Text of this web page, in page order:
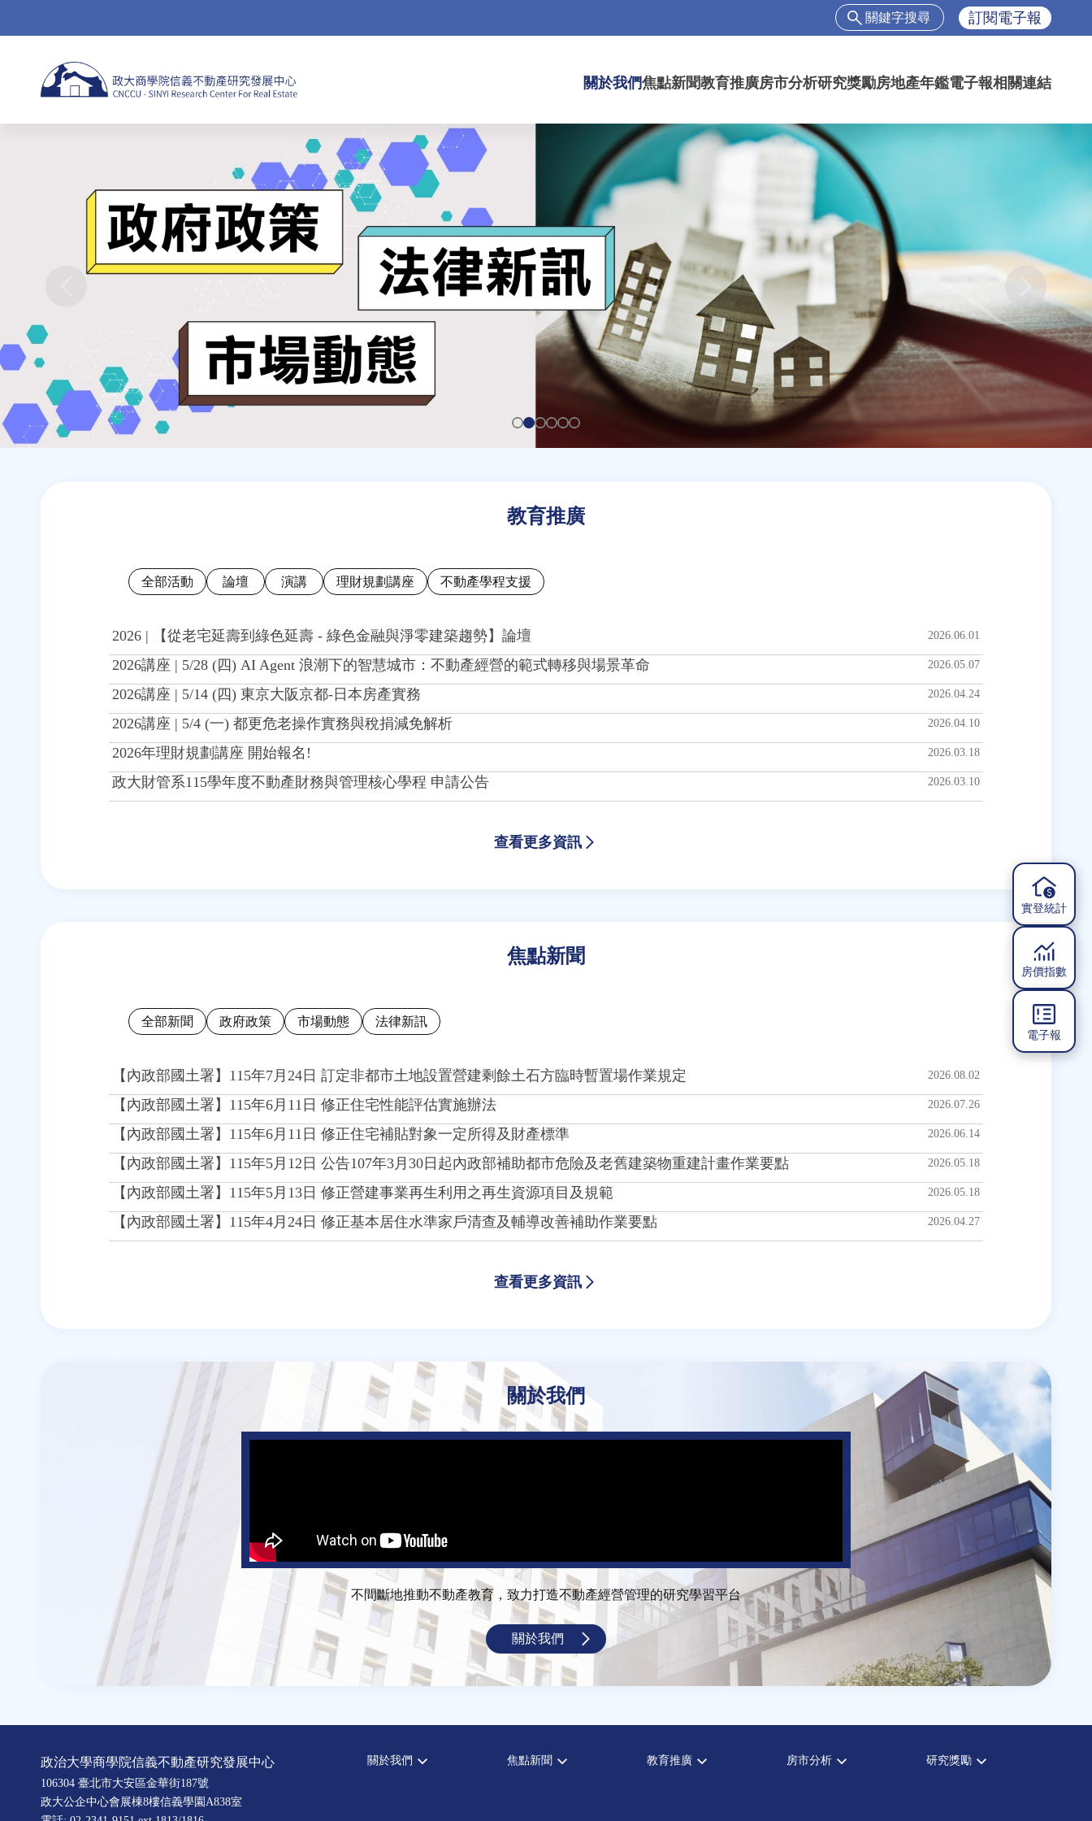
搜
表
單
搜
尋
訂閱電子報
關於我們焦點新聞教育推廣房市分析研究獎勵房地產年鑑電子報相關連結
教育推廣
全部活動 論壇 演講 理財規劃講座 不動產學程支援
2026 | 【從老宅延壽到綠色延壽 - 綠色金融與淨零建築趨勢】論壇 2026.06.01
2026講座 | 5/28 (四) AI Agent 浪潮下的智慧城市：不動產經營的範式轉移與場景革命 2026.05.07
2026講座 | 5/14 (四) 東京大阪京都-日本房產實務 2026.04.24
2026講座 | 5/4 (一) 都更危老操作實務與稅捐減免解析 2026.04.10
2026年理財規劃講座 開始報名! 2026.03.18
政大財管系115學年度不動產財務與管理核心學程 申請公告 2026.03.10
查看更多資訊
焦點新聞
全部新聞 政府政策 市場動態 法律新訊
【內政部國土署】115年7月24日 訂定非都市土地設置營建剩餘土石方臨時暫置場作業規定 2026.08.02
【內政部國土署】115年6月11日 修正住宅性能評估實施辦法 2026.07.26
【內政部國土署】115年6月11日 修正住宅補貼對象一定所得及財產標準 2026.06.14
【內政部國土署】115年5月12日 公告107年3月30日起內政部補助都市危險及老舊建築物重建計畫作業要點 2026.05.18
【內政部國土署】115年5月13日 修正營建事業再生利用之再生資源項目及規範 2026.05.18
【內政部國土署】115年4月24日 修正基本居住水準家戶清查及輔導改善補助作業要點 2026.04.27
查看更多資訊
關於我們
不間斷地推動不動產教育，致力打造不動產經營管理的研究學習平台
關於我們
政治大學商學院信義不動產研究發展中心
106304 臺北市大安區金華街187號
政大公企中心會展棟8樓信義學園A838室
關於我們 焦點新聞 教育推廣 房市分析 研究獎勵
實登統計
房價指數
電子報